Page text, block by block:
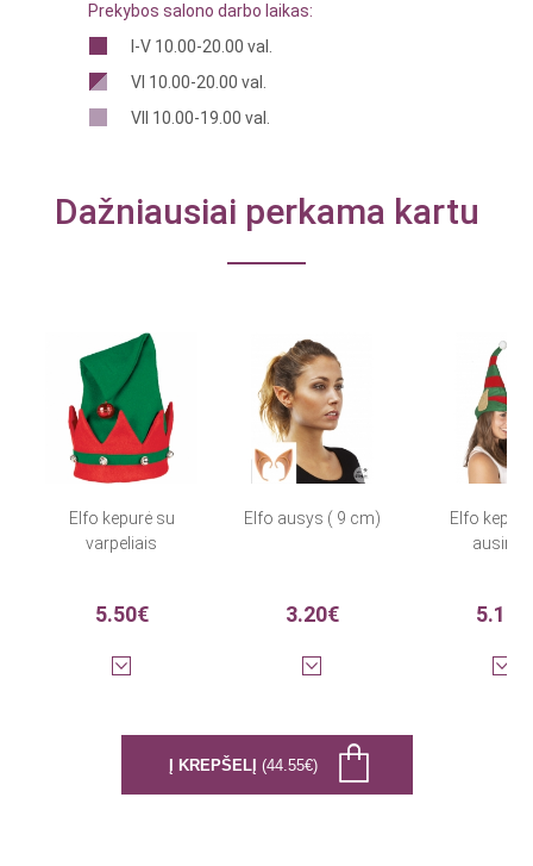
Prekybos salono darbo laikas:
I-V 10.00-20.00 val.
VI 10.00-20.00 val.
VII 10.00-19.00 val.
Dažniausiai perkama kartu
Elfo kepurė su
varpeliais
5.50€
Elfo ausys ( 9 cm)
3.20€
Elfo
ausimis
5.10€
Į KREPŠELĮ (44.55€)